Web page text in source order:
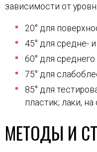
зависимости от
20° для
45° для средне-
60° для
75° для
85° для
пластик; лаки,
МЕТОДЫ И